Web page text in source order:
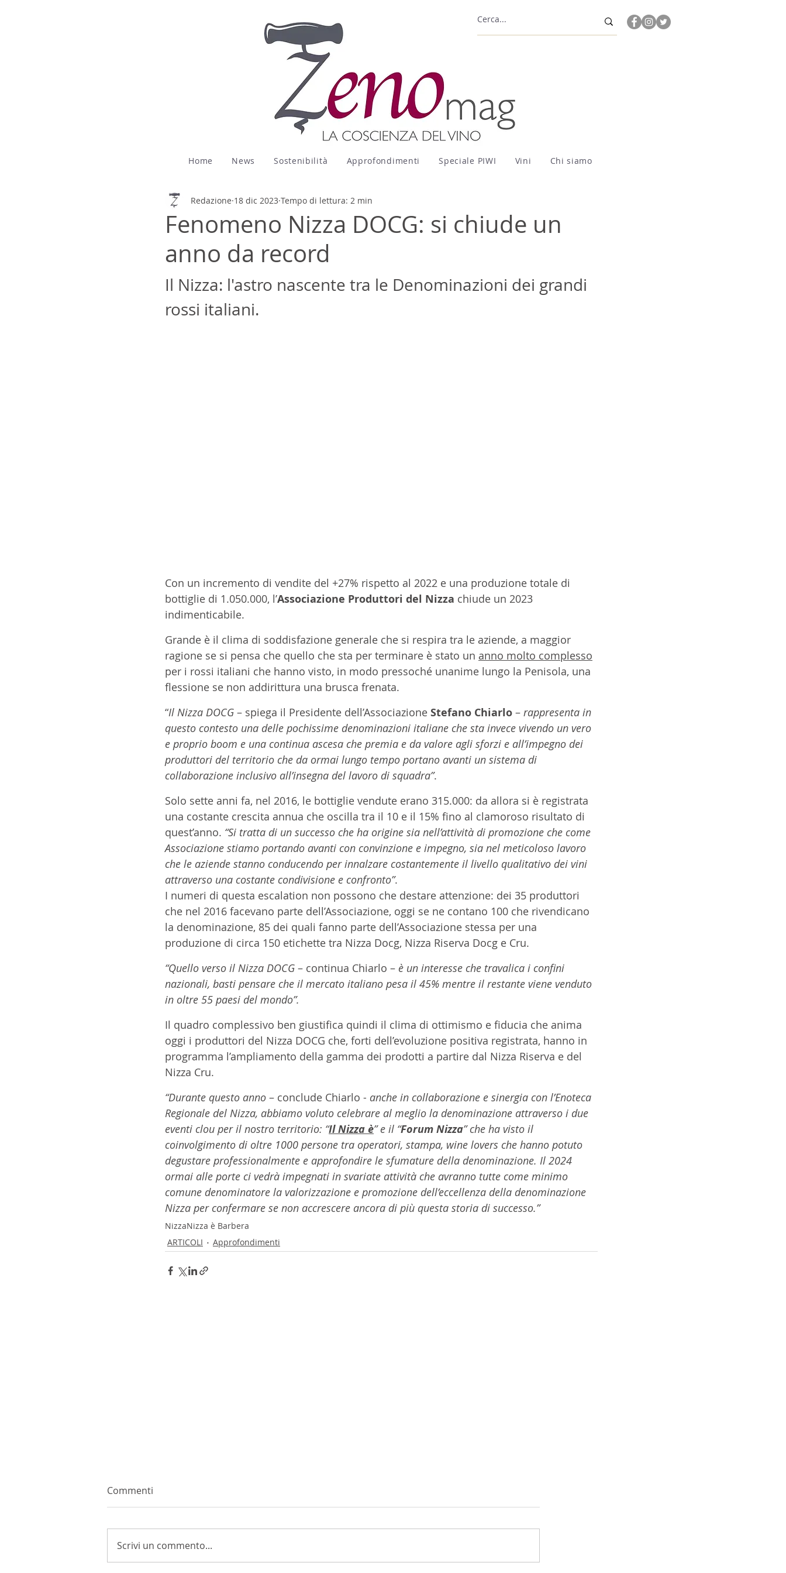
Home News Sostenibilità Approfondimenti Speciale PIWI Vini Chi siamo
Fenomeno Nizza DOCG: si chiude un
anno da record
Redazione 18 dic 2023 Tempo di lettura: 2 min
Il Nizza: l'astro nascente tra le Denominazioni dei grandi
rossi italiani.
Con un incremento di vendite del +27% rispetto al 2022 e una produzione totale di
bottiglie di 1.050.000, l’Associazione Produttori del Nizza chiude un 2023
indimenticabile.
Grande è il clima di soddisfazione generale che si respira tra le aziende, a maggior
ragione se si pensa che quello che sta per terminare è stato un anno molto complesso
per i rossi italiani che hanno visto, in modo pressoché unanime lungo la Penisola, una
flessione se non addirittura una brusca frenata.
“Il Nizza DOCG – spiega il Presidente dell’Associazione Stefano Chiarlo – rappresenta in
questo contesto una delle pochissime denominazioni italiane che sta invece vivendo un vero
e proprio boom e una continua ascesa che premia e da valore agli sforzi e all’impegno dei
produttori del territorio che da ormai lungo tempo portano avanti un sistema di
collaborazione inclusivo all’insegna del lavoro di squadra”.
Solo sette anni fa, nel 2016, le bottiglie vendute erano 315.000: da allora si è registrata
una costante crescita annua che oscilla tra il 10 e il 15% fino al clamoroso risultato di
quest’anno. “Si tratta di un successo che ha origine sia nell’attività di promozione che come
Associazione stiamo portando avanti con convinzione e impegno, sia nel meticoloso lavoro
che le aziende stanno conducendo per innalzare costantemente il livello qualitativo dei vini
attraverso una costante condivisione e confronto”.
I numeri di questa escalation non possono che destare attenzione: dei 35 produttori
che nel 2016 facevano parte dell’Associazione, oggi se ne contano 100 che rivendicano
la denominazione, 85 dei quali fanno parte dell’Associazione stessa per una
produzione di circa 150 etichette tra Nizza Docg, Nizza Riserva Docg e Cru.
“Quello verso il Nizza DOCG – continua Chiarlo – è un interesse che travalica i confini
nazionali, basti pensare che il mercato italiano pesa il 45% mentre il restante viene venduto
in oltre 55 paesi del mondo”.
Il quadro complessivo ben giustifica quindi il clima di ottimismo e fiducia che anima
oggi i produttori del Nizza DOCG che, forti dell’evoluzione positiva registrata, hanno in
programma l’ampliamento della gamma dei prodotti a partire dal Nizza Riserva e del
Nizza Cru.
“Durante questo anno – conclude Chiarlo - anche in collaborazione e sinergia con l’Enoteca
Regionale del Nizza, abbiamo voluto celebrare al meglio la denominazione attraverso i due
eventi clou per il nostro territorio: “Il Nizza è” e il “Forum Nizza” che ha visto il
coinvolgimento di oltre 1000 persone tra operatori, stampa, wine lovers che hanno potuto
degustare professionalmente e approfondire le sfumature della denominazione. Il 2024
ormai alle porte ci vedrà impegnati in svariate attività che avranno tutte come minimo
comune denominatore la valorizzazione e promozione dell’eccellenza della denominazione
Nizza per confermare se non accrescere ancora di più questa storia di successo.”
NizzaNizza è Barbera
ARTICOLI
Approfondimenti
Commenti
Scrivi un commento...